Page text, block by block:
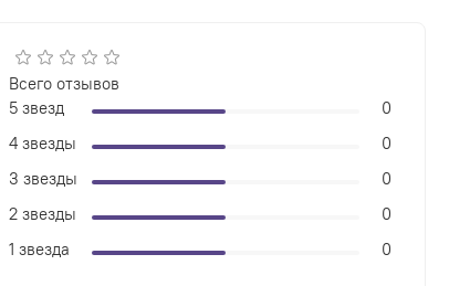
Всего отзывов
5 звезд
0
4 звезды
0
3 звезды
0
2 звезды
0
1 звезда
0